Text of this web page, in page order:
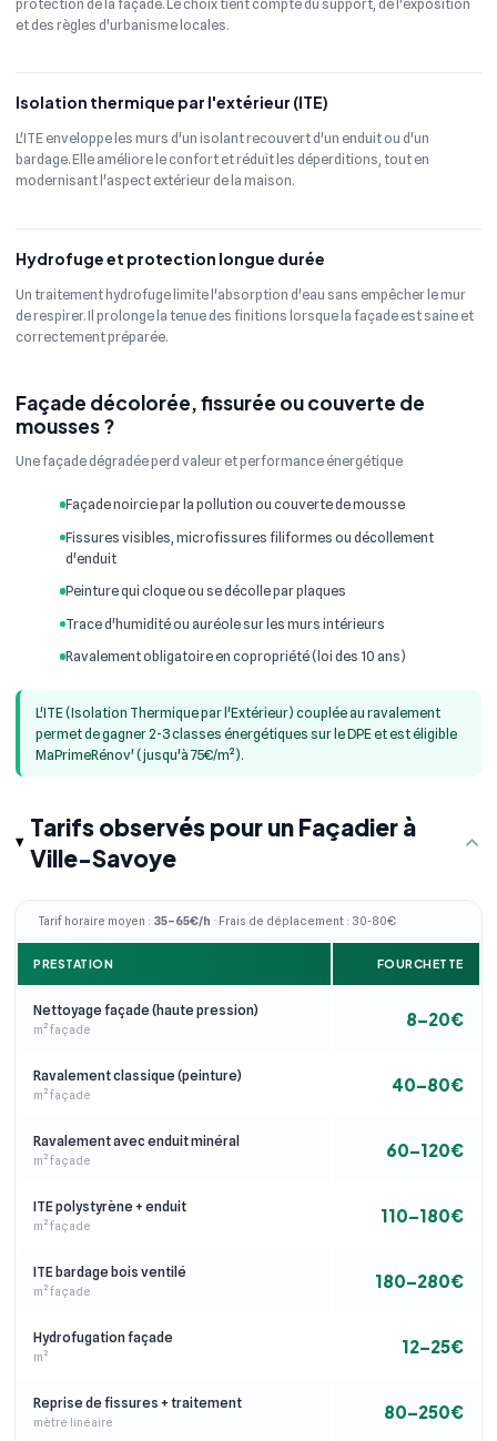
protection de la façade. Le choix tient compte du support, de l'exposition
et des règles d'urbanisme locales.
Isolation thermique par l'extérieur (ITE)
L'ITE enveloppe les murs d'un isolant recouvert d'un enduit ou d'un
bardage. Elle améliore le confort et réduit les déperditions, tout en
modernisant l'aspect extérieur de la maison.
Hydrofuge et protection longue durée
Un traitement hydrofuge limite l'absorption d'eau sans empêcher le mur
de respirer. Il prolonge la tenue des finitions lorsque la façade est saine et
correctement préparée.
Façade décolorée, fissurée ou couverte de
mousses ?
Une façade dégradée perd valeur et performance énergétique
Façade noircie par la pollution ou couverte de mousse
Fissures visibles, microfissures filiformes ou décollement
d'enduit
Peinture qui cloque ou se décolle par plaques
Trace d'humidité ou auréole sur les murs intérieurs
Ravalement obligatoire en copropriété (loi des 10 ans)
L'ITE (Isolation Thermique par l'Extérieur) couplée au ravalement
permet de gagner 2-3 classes énergétiques sur le DPE et est éligible
MaPrimeRénov' (jusqu'à 75€/m²).
Tarifs observés pour un Façadier à
Ville-Savoye
Tarif horaire moyen : 35–65€/h · Frais de déplacement : 30-80€
PRESTATION FOURCHETTE
Nettoyage façade (haute pression)
m² façade 8–20€
Ravalement classique (peinture)
m² façade 40–80€
Ravalement avec enduit minéral
m² façade 60–120€
ITE polystyrène + enduit
m² façade 110–180€
ITE bardage bois ventilé
m² façade 180–280€
Hydrofugation façade
m² 12–25€
Reprise de fissures + traitement
mètre linéaire 80–250€